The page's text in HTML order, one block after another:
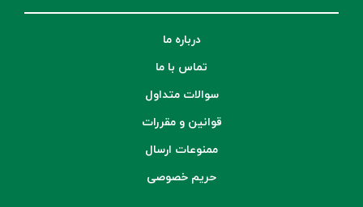
درباره ما
تماس با ما
سوالات متداول
قوانین و مقررات
ممنوعات ارسال
حریم خصوصی